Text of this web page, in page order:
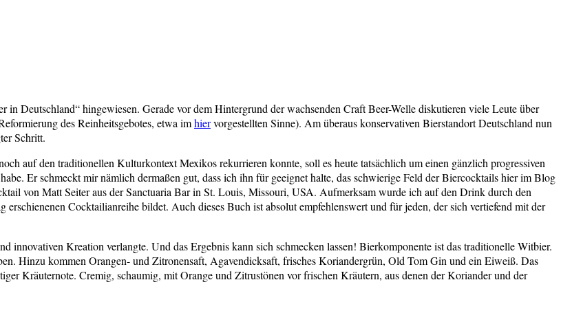
in Deutschland“ hingewiesen. Gerade vor dem Hintergrund der wachsenden Craft Beer-Welle diskutieren viele Leute über
des Reinheitsgebotes, etwa imhiervorgestellten Sinne). Am überaus konservativen Bierstandort Deutschland nun
Schritt.
auf den traditionellen Kulturkontext Mexikos rekurrieren konnte, soll es heute tatsächlich um einen gänzlich progressiven
Er schmeckt mir nämlich dermaßen gut, dass ich ihn für geeignet halte, das schwierige Feld der Biercocktails hier im Blog
von Matt Seiter aus der Sanctuaria Bar in St. Louis, Missouri, USA. Aufmerksam wurde ich auf den Drink durch den
Cocktailianreihe bildet. Auch dieses Buch ist absolut empfehlenswert und für jeden, der sich vertiefend mit der
innovativen Kreation verlangte. Und das Ergebnis kann sich schmecken lassen! Bierkomponente ist das traditionelle Witbier.
Hinzu kommen Orangen- und Zitronensaft, Agavendicksaft, frisches Koriandergrün, Old Tom Gin und ein Eiweiß. Das
Kräuternote. Cremig, schaumig, mit Orange und Zitrustönen vor frischen Kräutern, aus denen der Koriander und der